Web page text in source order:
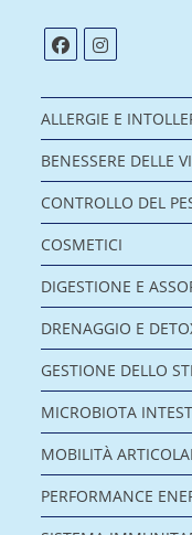
ALLERGIE E
BENESSERE DELLE
CONTROLLO DEL
COSMETICI
DIGESTIONE E
DRENAGGIO E
GESTIONE DELLO
MICROBIOTA
MOBILITÀ
PERFORMANCE